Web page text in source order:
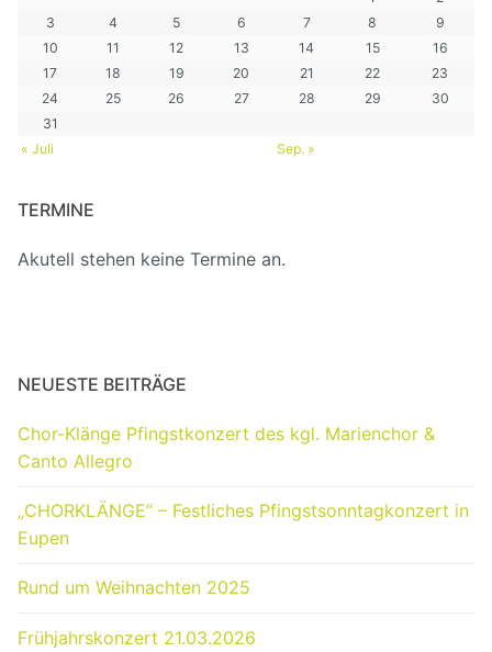
3
4 5 6 7 8
9
10
11 12 13 14 15
16
17
18 19 20 21 22
23
24
25 26 27 28 29
30
31
« Juli
Sep. »
TERMINE
Akutell stehen keine Termine an.
NEUESTE BEITRÄGE
Chor-Klänge Pfingstkonzert des kgl. Marienchor &
Canto Allegro
„CHORKLÄNGE“ – Festliches Pfingstsonntagkonzert in
Eupen
Rund um Weihnachten 2025
Frühjahrskonzert 21.03.2026